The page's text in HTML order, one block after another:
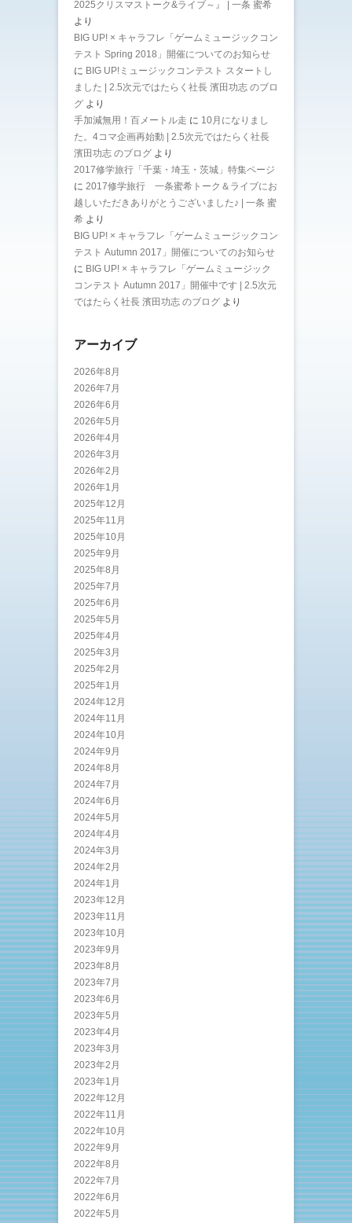
2025クリスマストーク&ライブ～』 | 一条 蜜希
より
BIG UP! × キャラフレ「ゲームミュージックコン
テスト Spring 2018」開催についてのお知らせ
に BIG UP!ミュージックコンテスト スタートし
ました | 2.5次元ではたらく社長 濱田功志 のブロ
グ より
手加減無用！百メートル走 に 10月になりまし
た。4コマ企画再始動 | 2.5次元ではたらく社長
濱田功志 のブログ より
2017修学旅行「千葉・埼玉・茨城」特集ページ
に 2017修学旅行 一条蜜希トーク＆ライブにお
越しいただきありがとうございました♪ | 一条 蜜
希 より
BIG UP! × キャラフレ「ゲームミュージックコン
テスト Autumn 2017」開催についてのお知らせ
に BIG UP! × キャラフレ「ゲームミュージック
コンテスト Autumn 2017」開催中です | 2.5次元
ではたらく社長 濱田功志 のブログ より
アーカイブ
2026年8月
2026年7月
2026年6月
2026年5月
2026年4月
2026年3月
2026年2月
2026年1月
2025年12月
2025年11月
2025年10月
2025年9月
2025年8月
2025年7月
2025年6月
2025年5月
2025年4月
2025年3月
2025年2月
2025年1月
2024年12月
2024年11月
2024年10月
2024年9月
2024年8月
2024年7月
2024年6月
2024年5月
2024年4月
2024年3月
2024年2月
2024年1月
2023年12月
2023年11月
2023年10月
2023年9月
2023年8月
2023年7月
2023年6月
2023年5月
2023年4月
2023年3月
2023年2月
2023年1月
2022年12月
2022年11月
2022年10月
2022年9月
2022年8月
2022年7月
2022年6月
2022年5月